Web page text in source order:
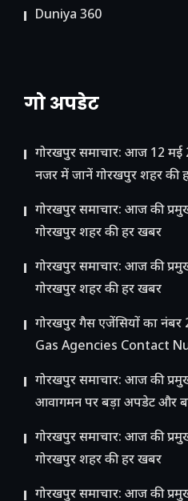
Duniya 360
गो अपडेट
गोरखपुर समाचार: आज 12 मई
नजर में जानें गोरखपुर शहर की
गोरखपुर समाचार: आज की
गोरखपुर शहर की हर खबर
गोरखपुर समाचार: आज की
गोरखपुर शहर की हर खबर
गोरखपुर गैस एजेंसियों का
Gas Agencies Contact
गोरखपुर समाचार: आज की
आवागमन पर बड़ा अपडेट और
गोरखपुर समाचार: आज की
गोरखपुर शहर की हर खबर
गोरखपुर समाचार: आज की